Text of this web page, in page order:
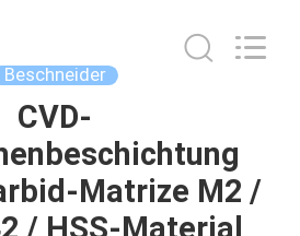
Beschneider
CVD-
Matrize M2 /
/ HSS-Material